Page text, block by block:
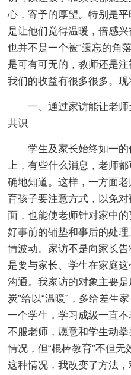
心，寄予的厚望。特别是
是让他们觉得温暖，倍感
也并不是一个被“遗忘的角
是可有可无的，教师还是
我们的收益有很多很多。
一、通过家访能让老
共识
学生及家长始终如一
上，有些什么消息，老师
确地知道。这样，一方面
育孩子要注意方式，以免
面，也能使老师针对家中
好事前的铺垫和事后的处
情波动。家访不是向家长
是要与家长、学生在家庭
沟通。我家访的对象主要
炭”给以“温暖”，多给差生
一个学生，学习成级一直
不服老师，愿意和学生动
情况，但“棍棒教育”不但
这种情况，我改变了方法